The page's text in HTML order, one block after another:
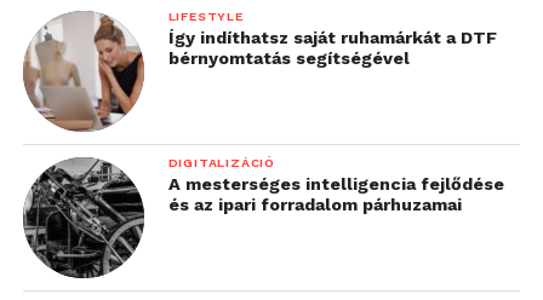
LIFESTYLE
Így indíthatsz saját ruhamárkát a DTF
bérnyomtatás segítségével
DIGITALIZÁCIÓ
A mesterséges intelligencia fejlődése
és az ipari forradalom párhuzamai